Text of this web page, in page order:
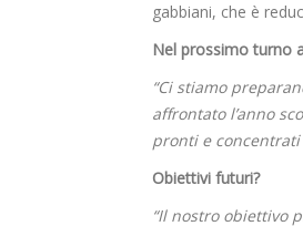
gabbiani, che è
Nel prossimo turno
“Ci stiamo
affrontato l’anno
pronti e
Obiettivi futuri?
“Il nostro obiettivo